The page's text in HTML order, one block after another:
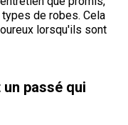
de robes. Cela
lorsqu'ils sont
passé qui